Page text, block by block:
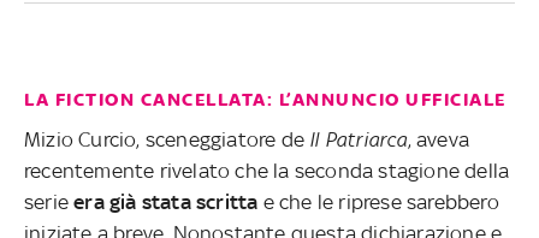
LA FICTION CANCELLATA: L’ANNUNCIO UFFICIALE
Mizio Curcio, sceneggiatore de Il Patriarca, aveva
recentemente rivelato che la seconda stagione della
serieera già stata scritta e che le riprese sarebbero
iniziate a breve. Nonostante questa dichiarazione e